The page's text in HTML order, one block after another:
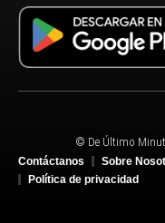
© De Último
Contáctanos
Sobre
Política de privacidad